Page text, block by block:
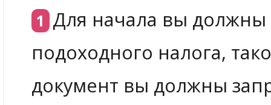
Для начала вы должны
подоходного налога,
документ вы должны